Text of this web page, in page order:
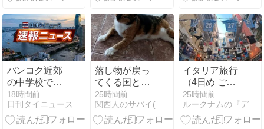
亡・多数負傷
容疑者の生徒
は自殺
バンコク近郊
の中学校で男
子生徒が銃乱
射、教員や児
童9人死亡15
18時間前
日刊タイニュース | タイの今がわかる
落し物が戻っ
てくる国と来
ない国の違い
(私見)
25時間前
関西人のサバイ(バル)南国生活
イタリア旅行
（4日め ご近
所飲み＠ナポ
リ2026年7月
29日）
25時間前
ルークナムの『デブだけどタイで自転車のってます。』